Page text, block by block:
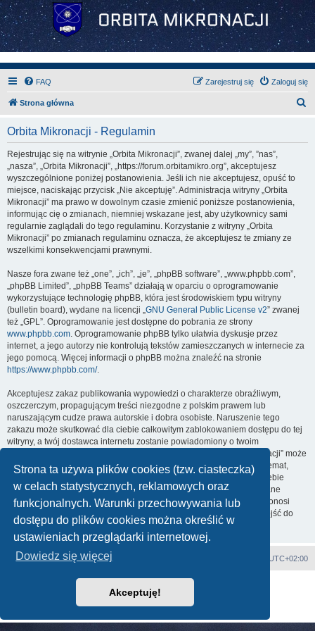
Strona ta używa plików cookies (tzw. ciasteczka)
w celach statystycznych, reklamowych oraz
funkcjonalnych. Warunki przechowywania lub
dostępu do plików cookies można określić w
ustawieniach przeglądarki internetowej.
Dowiedz się więcej
Akceptuję!
FAQ Zaloguj się
Zarejestruj się
Strona główna
Orbita Mikronacji - Regulamin
Rejestrując się na witrynie „Orbita Mikronacji”, zwanej dalej „my”, ”nas”,
„nasza”, „Orbita Mikronacji”, „https://forum.orbitamikro.org”, akceptujesz
wyszczególnione poniżej postanowienia. Jeśli ich nie akceptujesz, opuść to
miejsce, naciskając przycisk „Nie akceptuję”. Administracja witryny „Orbita
Mikronacji” ma prawo w dowolnym czasie zmienić poniższe postanowienia,
informując cię o zmianach, niemniej wskazane jest, aby użytkownicy sami
regularnie zaglądali do tego regulaminu. Korzystanie z witryny „Orbita
Mikronacji” po zmianach regulaminu oznacza, że akceptujesz te zmiany ze
wszelkimi konsekwencjami prawnymi.
Nasze fora zwane też „one”, „ich”, „je”, „phpBB software”, „www.phpbb.com”,
„phpBB Limited”, „phpBB Teams” działają w oparciu o oprogramowanie
wykorzystujące technologię phpBB, która jest środowiskiem typu witryny
(bulletin board), wydane na licencji „GNU General Public License v2” zwanej
też „GPL”. Oprogramowanie jest dostępne do pobrania ze strony
www.phpbb.com. Oprogramowanie phpBB tylko ułatwia dyskusje przez
internet, a jego autorzy nie kontrolują tekstów zamieszczanych w internecie za
jego pomocą. Więcej informacji o phpBB można znaleźć na stronie
https://www.phpbb.com/.
Akceptujesz zakaz publikowania wypowiedzi o charakterze obraźliwym,
oszczerczym, propagującym treści niezgodne z polskim prawem lub
naruszającym cudze prawa autorskie i dobra osobiste. Naruszenie tego
zakazu może skutkować dla ciebie całkowitym zablokowaniem dostępu do tej
witryny, a twój dostawca internetu zostanie powiadomiony o twoim
niewłaściwym zachowaniu. Wyrażasz zgodę na to, że „Orbita Mikronacji” może
w każdej chwili usunąć, zmienić, przenieść lub zamknąć każdy twój temat,
post. Wyrażasz zgodę na zapisywanie wszystkich podanych przez ciebie
informacji w naszej bazie danych. Informacje te nie będą przekazywane
nikomu bez twojej zgody, ale ani „Orbita Mikronacji”, ani phpBB nie ponosi
odpowiedzialności za włamania do witryny, podczas których może dojść do
kradzieży danych.
Strona główna UTC+02:00
Technologię dostarcza
® Forum Software © phpBB Limited
Polski pakiet językowy dostarcza
Zasady ochrony danych osobowych